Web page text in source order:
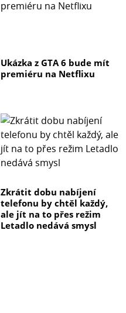
Ukázka z GTA 6 bude mít
premiéru na Netflixu
Zkrátit dobu nabíjení
telefonu by chtěl každý,
ale jít na to přes režim
Letadlo nedává smysl